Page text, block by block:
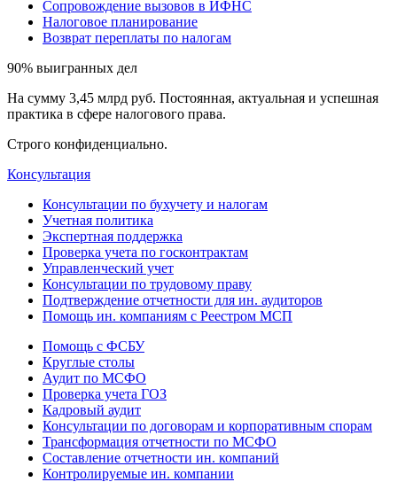
Сопровождение вызовов в ИФНС
Налоговое планирование
Возврат переплаты по налогам
90% выигранных дел
На сумму 3,45 млрд руб. Постоянная, актуальная и успешная
практика в сфере налогового права.
Строго конфиденциально.
Консультация
Консультации по бухучету и налогам
Учетная политика
Экспертная поддержка
Проверка учета по госконтрактам
Управленческий учет
Консультации по трудовому праву
Подтверждение отчетности для ин. аудиторов
Помощь ин. компаниям с Реестром МСП
Помощь с ФСБУ
Круглые столы
Аудит по МСФО
Проверка учета ГОЗ
Кадровый аудит
Консультации по договорам и корпоративным спорам
Трансформация отчетности по МСФО
Составление отчетности ин. компаний
Контролируемые ин. компании